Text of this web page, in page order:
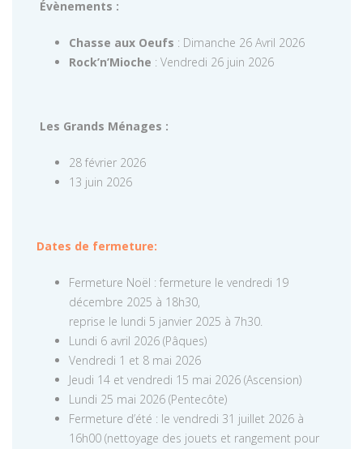
Évènements :
Chasse aux Oeufs : Dimanche 26 Avril 2026
Rock’n’Mioche : Vendredi 26 juin 2026
Les Grands Ménages :
28 février 2026
13 juin 2026
Dates de fermeture:
Fermeture Noël : fermeture le vendredi 19
décembre 2025 à 18h30,
reprise le lundi 5 janvier 2025 à 7h30.
Lundi 6 avril 2026 (Pâques)
Vendredi 1 et 8 mai 2026
Jeudi 14 et vendredi 15 mai 2026 (Ascension)
Lundi 25 mai 2026 (Pentecôte)
Fermeture d’été : le vendredi 31 juillet 2026 à
16h00 (nettoyage des jouets et rangement pour